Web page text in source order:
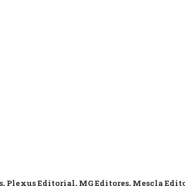
Plexus Editorial, MG Editores, Mescla